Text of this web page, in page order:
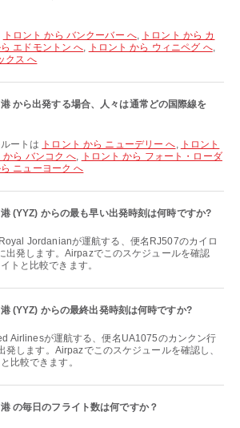
トロント から バンクーバー へ, トロント から カ
エドモントン へ, トロント から ウィニペグ へ,
クス へ
から出発する場合、人々は通常どの国際線を
ルートは トロント から ニューデリー へ, トロント
から バンコク へ, トロント から フォート・ローダ
ニューヨーク へ
(YYZ) からの最も早い出発時刻は何時ですか?
出発します。Airpazでこのスケジュールを確認
トと比較できます。
(YYZ) からの最終出発時刻は何時ですか?
発します。Airpazでこのスケジュールを確認し、
比較できます。
の毎日のフライト数は何ですか？